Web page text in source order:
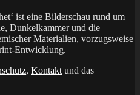
ist eine Bilderschau rund um
Dunkelkammer und die
Materialien, vorzugsweise
Entwicklung.
, Kontakt und das